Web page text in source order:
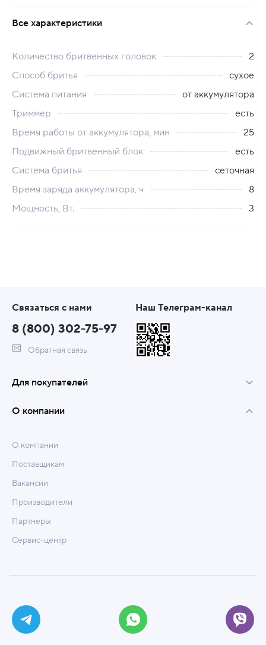
Все характеристики
Количество бритвенных головок
2
Способ бритья
сухое
Система питания
от аккумулятора
Триммер
есть
Время работы от аккумулятора, мин
25
Подвижный бритвенный блок
есть
Система бритья
сеточная
Время заряда аккумулятора, ч
8
Мощность, Вт.
3
Связаться с нами
8 (800) 302-75-97
Обратная связь
Наш Телеграм-канал
Для покупателей
О компании
О компании
Поставщикам
Вакансии
Производители
Партнеры
Сервис-центр